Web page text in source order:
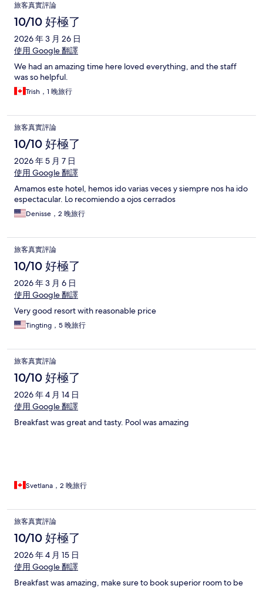
旅客真實評論
10/10 好極了
2026 年 3 月 26 日
使用 Google 翻譯
We had an amazing time here loved everything, and the staff
was so helpful.
Trish，1 晚旅行
旅客真實評論
10/10 好極了
2026 年 5 月 7 日
使用 Google 翻譯
Amamos este hotel, hemos ido varias veces y siempre nos ha ido
espectacular. Lo recomiendo a ojos cerrados
Denisse，2 晚旅行
旅客真實評論
10/10 好極了
2026 年 3 月 6 日
使用 Google 翻譯
Very good resort with reasonable price
Tingting，5 晚旅行
旅客真實評論
10/10 好極了
2026 年 4 月 14 日
使用 Google 翻譯
Breakfast was great and tasty. Pool was amazing
Svetlana，2 晚旅行
旅客真實評論
10/10 好極了
2026 年 4 月 15 日
使用 Google 翻譯
Breakfast was amazing, make sure to book superior room to be